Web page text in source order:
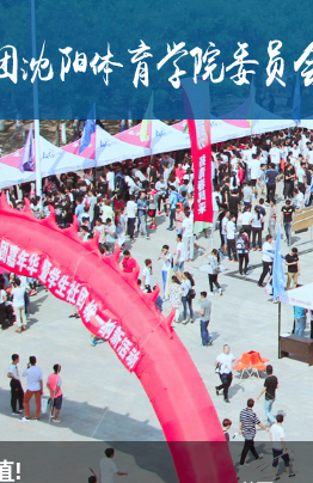
!
节 校园活动
大学生社团管理部
志愿者活动